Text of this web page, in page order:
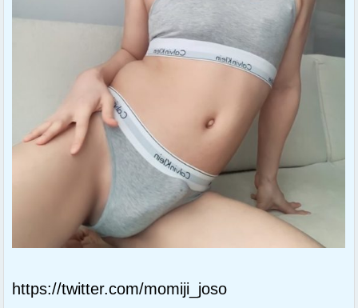
https://twitter.com/momiji_joso